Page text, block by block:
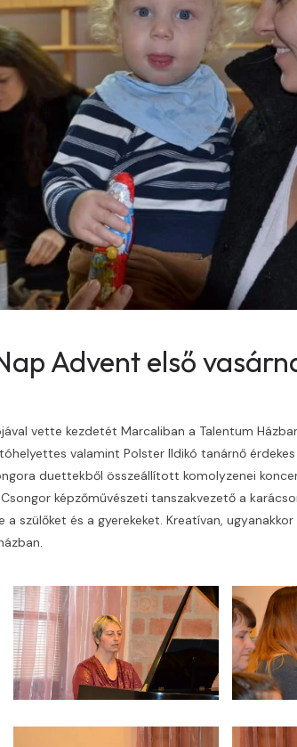
Advent első
vette kezdetét Marcaliban a Talentum
valamint Polster Ildikó tanárnő
duettekből összeállított komolyzenei
képzőművészeti tanszakvezető a
szülőket és a gyerekeket. Kreatívan,